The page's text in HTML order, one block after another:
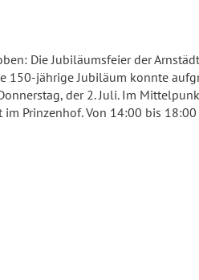
Die Jubiläumsfeier der
150-jährige Jubiläum konnte
der 2. Juli. Im
Prinzenhof. Von 14:00 bis